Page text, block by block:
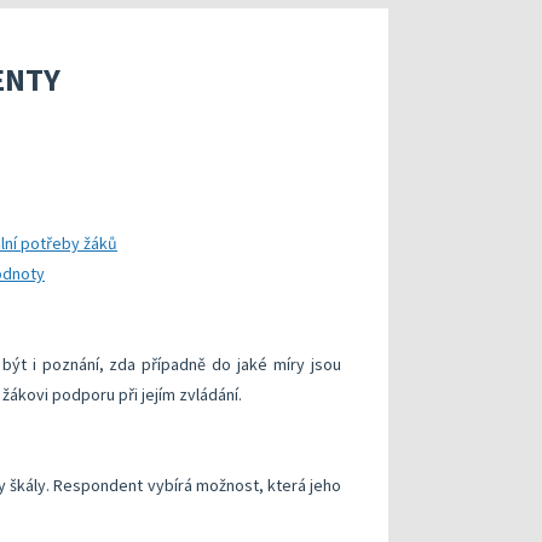
pro realizaci externího hodnocení
Příklady inspirativní praxe
potřeby žáků
i poznání, zda případně do jaké míry jsou
podporu při jejím zvládání.
Respondent vybírá možnost, která jeho